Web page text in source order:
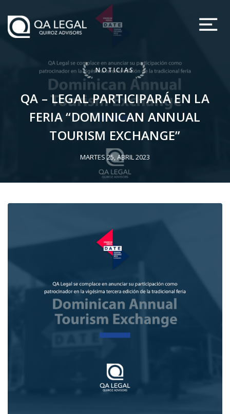
NOTICIAS
QA – LEGAL PARTICIPARÁ EN LA
FERIA “DOMINICAN ANNUAL
TOURISM EXCHANGE”
MARTES 25, ABRIL 2023